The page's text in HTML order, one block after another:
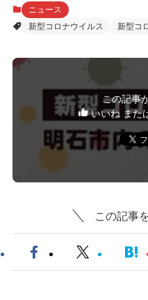
ニュース
新型コロナウイルス
新型コ
この記事
いいね また
この記事